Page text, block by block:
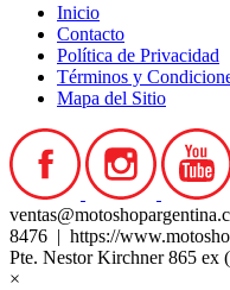
Inicio
Contacto
Política de Privacidad
Términos y
Mapa del Sitio
8476 | https://
Pte. Nestor Kirchner 865 ex
×